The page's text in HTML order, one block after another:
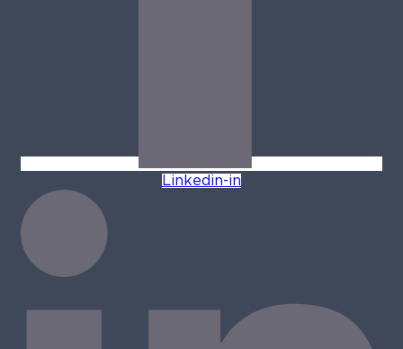
Linkedin-in